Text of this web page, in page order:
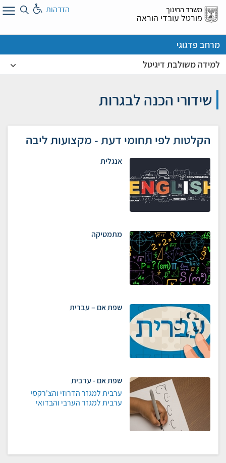
דלג
אל
משרד החינוך
פורטל עובדי הוראה
הזדהות
מרחב פדגוגי
למידה משולבת דיגיטל
שידורי הכנה לבגרות
הקלטות לפי תחומי דעת - מקצועות ליבה
אנגלית
מתמטיקה
שפת אם – עברית
שפת אם - ערבית
ערבית למגזר הדרוזי והצ'רקסי
ערבית למגזר הערבי והבדואי